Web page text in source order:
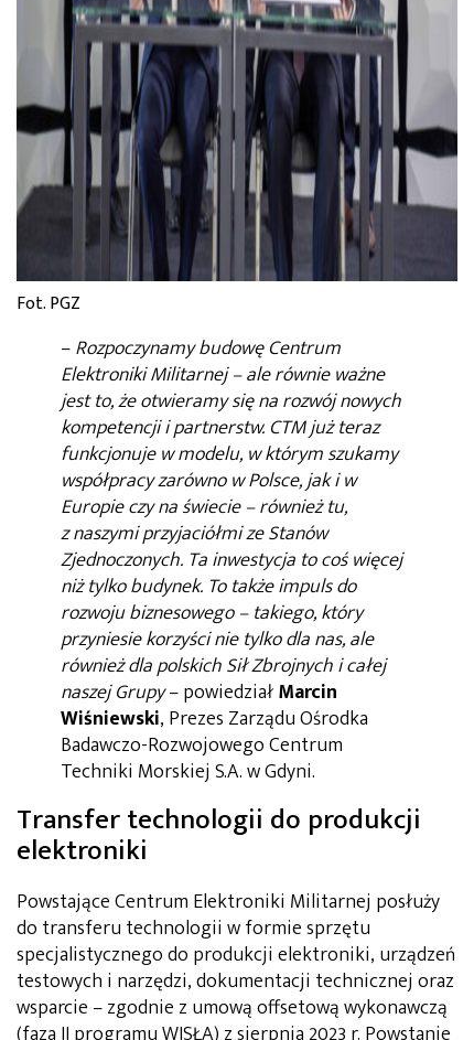
Fot. PGZ
–Rozpoczynamy budowę Centrum
Elektroniki Militarnej – ale równie ważne
jest to, że otwieramy się na rozwój nowych
kompetencji i partnerstw. CTM już teraz
funkcjonuje w modelu, w którym szukamy
współpracy zarówno w Polsce, jak i w
Europie czy na świecie – również tu,
z naszymi przyjaciółmi ze Stanów
Zjednoczonych. Ta inwestycja to coś więcej
niż tylko budynek. To także impuls do
rozwoju biznesowego – takiego, który
przyniesie korzyści nie tylko dla nas, ale
również dla polskich Sił Zbrojnych i całej
naszej Grupy– powiedziałMarcin
Wiśniewski, Prezes Zarządu Ośrodka
Badawczo-Rozwojowego Centrum
Techniki Morskiej S.A. w Gdyni.
Transfer technologii do produkcji
elektroniki
Powstające Centrum Elektroniki Militarnej posłuży
do transferu technologii w formie sprzętu
specjalistycznego do produkcji elektroniki, urządzeń
testowych i narzędzi, dokumentacji technicznej oraz
wsparcie – zgodnie z umową offsetową wykonawczą